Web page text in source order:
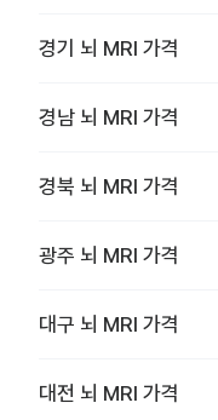
경기 뇌 MRI 가격
경남 뇌 MRI 가격
경북 뇌 MRI 가격
광주 뇌 MRI 가격
대구 뇌 MRI 가격
대전 뇌 MRI 가격